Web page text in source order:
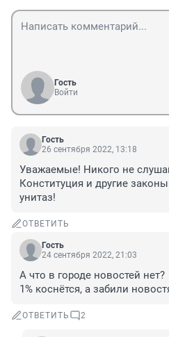
Гость
Войти
Гость
26 сентября 2022, 13:18
Уважаемые! Никого не
Конституция и другие
унитаз!
ОТВЕТИТЬ
Гость
24 сентября 2022, 21:03
А что в городе новостей нет?
1% коснётся, а забили
ОТВЕТИТЬ 2